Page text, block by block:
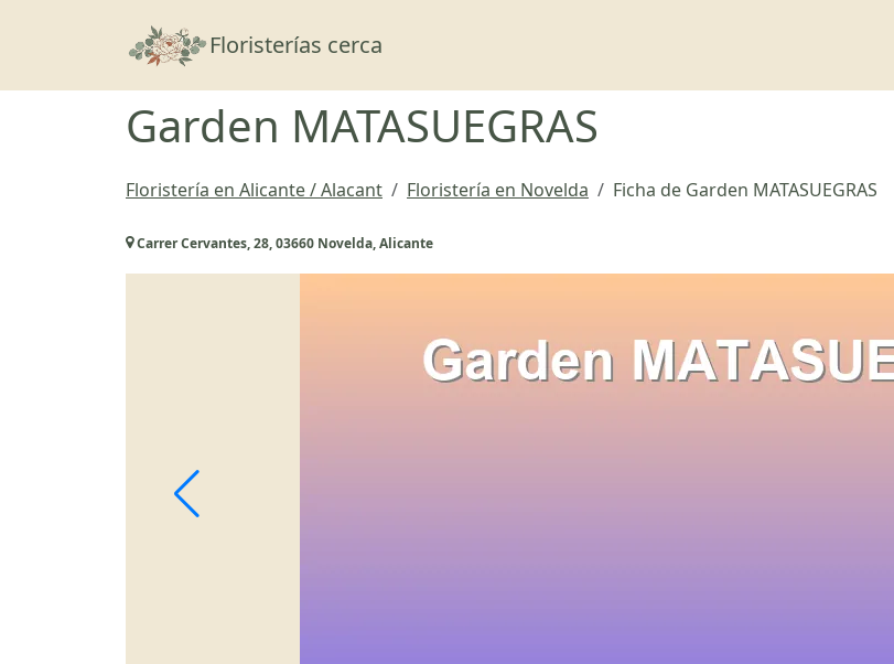
Floristerías cerca
Garden MATASUEGRAS
Floristería en Alicante / Alacant Floristería en Novelda Ficha de Garden MATASUEGRAS
Carrer Cervantes, 28, 03660 Novelda, Alicante